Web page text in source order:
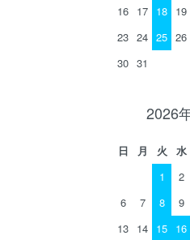
16 17 18 19
23 24 25 26
30 31
2026
日 月 火 水
1
2
6
7 8 9
13 14 15 16